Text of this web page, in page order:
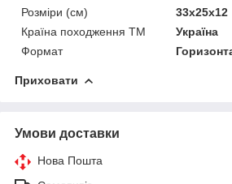
Розміри (см)
33х25х12
Країна походження ТМ
Україна
Формат
Приховати
Умови доставки
Нова Пошта